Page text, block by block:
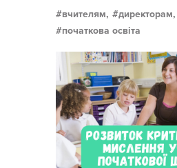
вчителям,
директорам,
початкова освіта